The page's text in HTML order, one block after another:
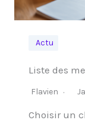
Actu
Liste des
Flavien
Choisir un